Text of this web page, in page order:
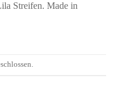
Streifen. Made in